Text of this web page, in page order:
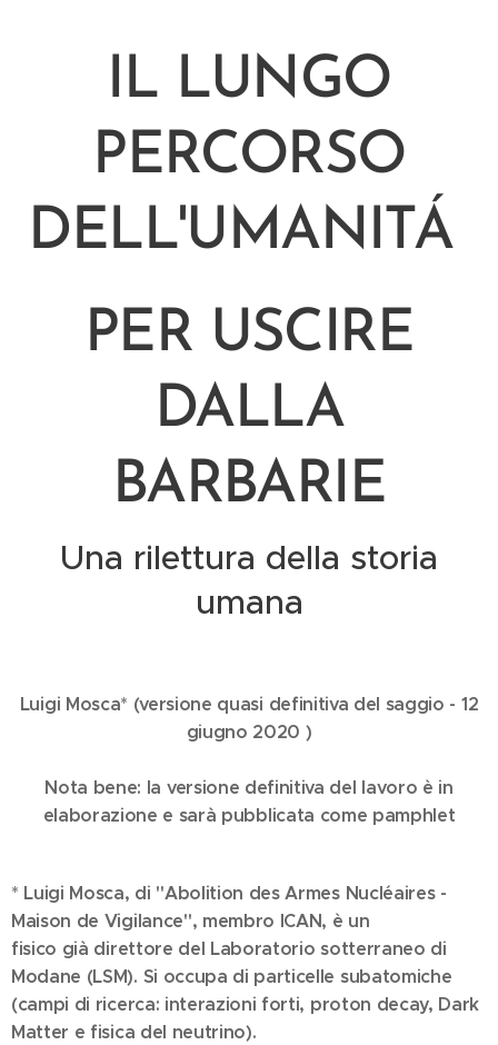
IL LUNGO
PERCORSO
DELL'UMANITÁ
PER USCIRE
DALLA
BARBARIE
Una rilettura della storia
umana
Luigi Mosca* (versione quasi definitiva del saggio - 12
giugno 2020 )
Nota bene: la versione definitiva del lavoro è in
elaborazione e sarà pubblicata come pamphlet
* Luigi Mosca, di "Abolition des Armes Nucléaires -
Maison de Vigilance", membro ICAN, è un
fisico già direttore del Laboratorio sotterraneo di
Modane (LSM). Si occupa di particelle subatomiche
(campi di ricerca: interazioni forti, proton decay, Dark
Matter e fisica del neutrino).